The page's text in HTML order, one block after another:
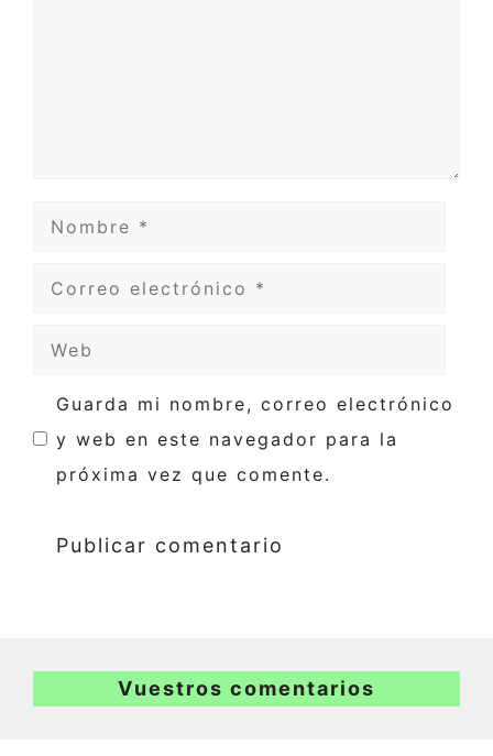
Nombre
Correo
Web
Guarda mi nombre, correo electrónico
y web en este navegador para la
próxima vez que comente.
Vuestros comentarios